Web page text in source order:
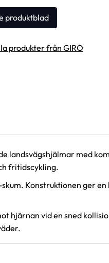
produktblad
produkter från GIRO
landsvägshjälmar med
fritidscykling.
Konstruktionen ger
hjärnan vid en sned